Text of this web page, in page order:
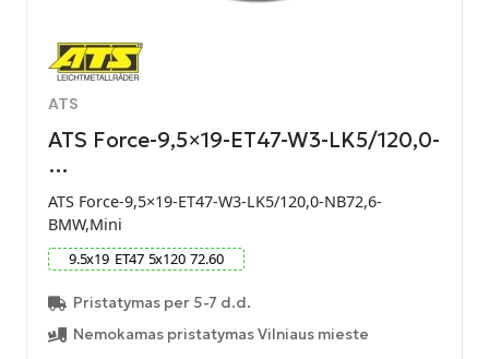
ATS
ATS Force-9,5×19-ET47-W3-LK5/120,0-
…
ATS Force-9,5×19-ET47-W3-LK5/120,0-NB72,6-
BMW,Mini
9.5x19 ET47 5x120 72.60
Pristatymas per 5-7 d.d.
Nemokamas pristatymas Vilniaus mieste